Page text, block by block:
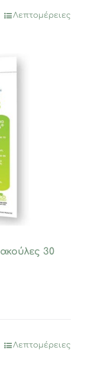
Λεπτομέρειες
30
Λεπτομέρειες